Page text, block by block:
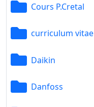
Cours P.Cretal
curriculum vitae
Daikin
Danfoss